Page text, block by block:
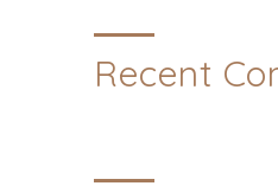
Recent